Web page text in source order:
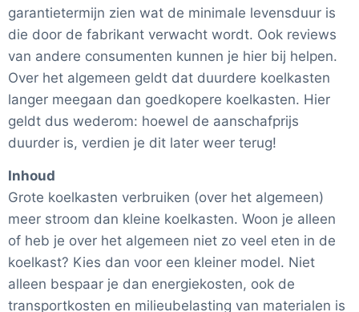
garantietermijn zien wat de minimale levensduur is
die door de fabrikant verwacht wordt. Ook reviews
van andere consumenten kunnen je hier bij helpen.
Over het algemeen geldt dat duurdere koelkasten
langer meegaan dan goedkopere koelkasten. Hier
geldt dus wederom: hoewel de aanschafprijs
duurder is, verdien je dit later weer terug!
Inhoud
Grote koelkasten verbruiken (over het algemeen)
meer stroom dan kleine koelkasten. Woon je alleen
of heb je over het algemeen niet zo veel eten in de
koelkast? Kies dan voor een kleiner model. Niet
alleen bespaar je dan energiekosten, ook de
transportkosten en milieubelasting van materialen is